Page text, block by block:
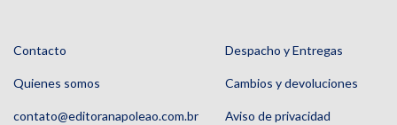
Contacto
Quienes somos
contato@editoranapoleao.com.br
Despacho y Entregas
Cambios y devoluciones
Aviso de privacidad